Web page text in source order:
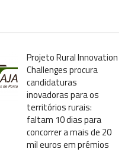
Projeto Rural Innovation
Challenges procura
candidaturas
inovadoras para os
territórios rurais:
faltam 10 dias para
concorrer a mais de 20
mil euros em prémios